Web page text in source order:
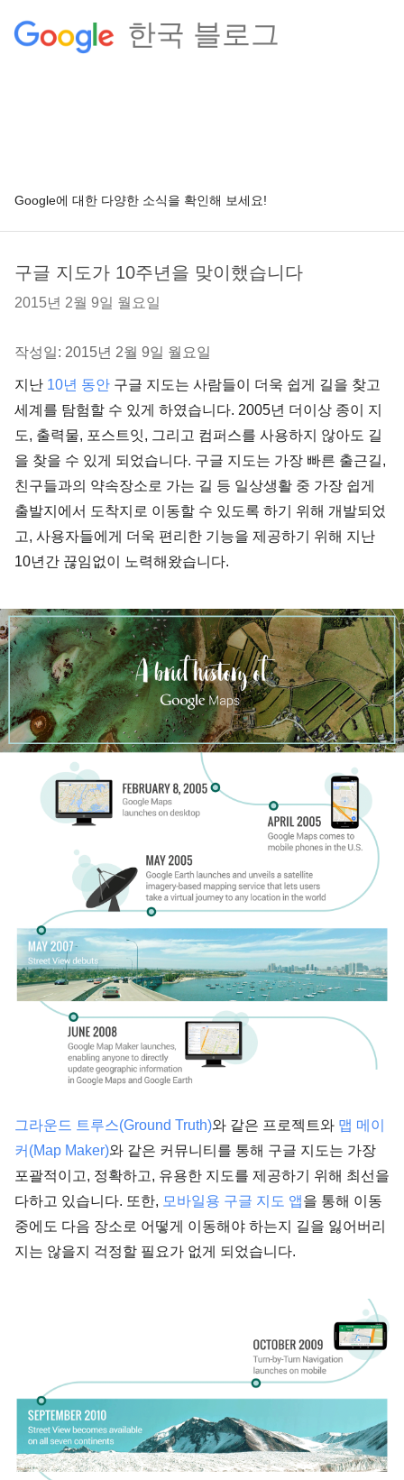
한국 블로그
Google에 대한 다양한 소식을 확인해 보세요!
구글 지도가 10주년을 맞이했습니다
2015년 2월 9일 월요일
작성일: 2015년 2월 9일 월요일
지난 10년 동안 구글 지도는 사람들이 더욱 쉽게 길을 찾고
세계를 탐험할 수 있게 하였습니다. 2005년 더이상 종이 지
도, 출력물, 포스트잇, 그리고 컴퍼스를 사용하지 않아도 길
을 찾을 수 있게 되었습니다. 구글 지도는 가장 빠른 출근길,
친구들과의 약속장소로 가는 길 등 일상생활 중 가장 쉽게
출발지에서 도착지로 이동할 수 있도록 하기 위해 개발되었
고, 사용자들에게 더욱 편리한 기능을 제공하기 위해 지난
10년간 끊임없이 노력해왔습니다.
그라운드 트루스(Ground Truth)와 같은 프로젝트와 맵 메이
커(Map Maker)와 같은 커뮤니티를 통해 구글 지도는 가장
포괄적이고, 정확하고, 유용한 지도를 제공하기 위해 최선을
다하고 있습니다. 또한, 모바일용 구글 지도 앱을 통해 이동
중에도 다음 장소로 어떻게 이동해야 하는지 길을 잃어버리
지는 않을지 걱정할 필요가 없게 되었습니다.